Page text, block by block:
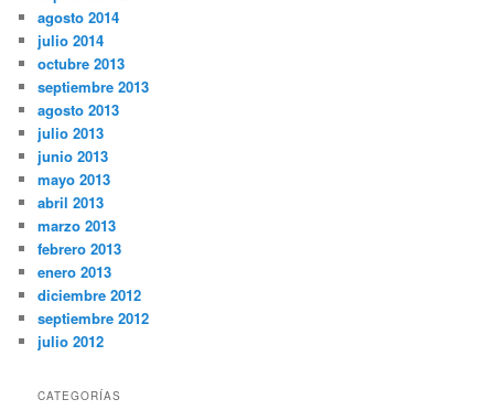
agosto 2014
julio 2014
octubre 2013
septiembre 2013
agosto 2013
julio 2013
junio 2013
mayo 2013
abril 2013
marzo 2013
febrero 2013
enero 2013
diciembre 2012
septiembre 2012
julio 2012
CATEGORÍAS